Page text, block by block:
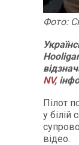
Фото:
NV,
Пілот
у білій
відео.